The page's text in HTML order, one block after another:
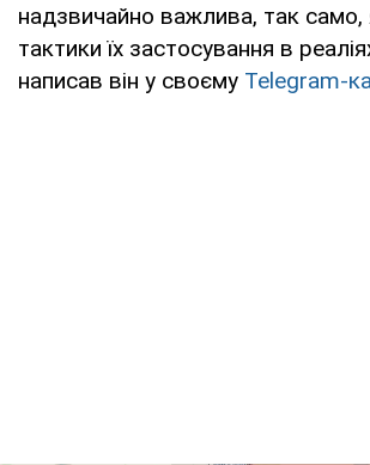
надзвичайно важлива, так само,
тактики їх застосування в
написав він у своєму Telegram-